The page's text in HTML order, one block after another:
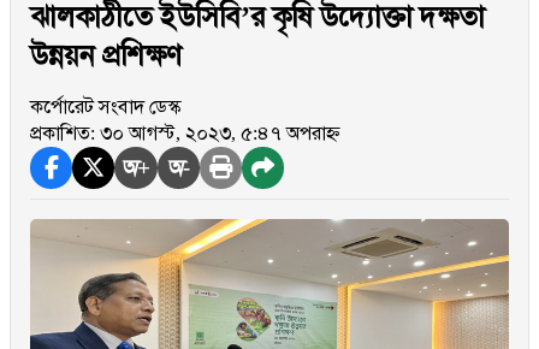
ঝালকাঠীতে ইউসিবি’র কৃষি উদ্যোক্তা দক্ষতা
উন্নয়ন প্রশিক্ষণ
কর্পোরেট সংবাদ ডেস্ক
প্রকাশিত: ৩০ আগস্ট, ২০২৩, ৫:৪৭ অপরাহ্ন
অ+ অ-